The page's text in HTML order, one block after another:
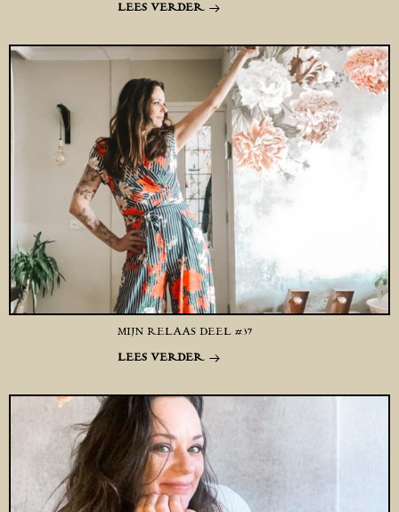
LEES VERDER
MIJN RELAAS DEEL #37
LEES VERDER